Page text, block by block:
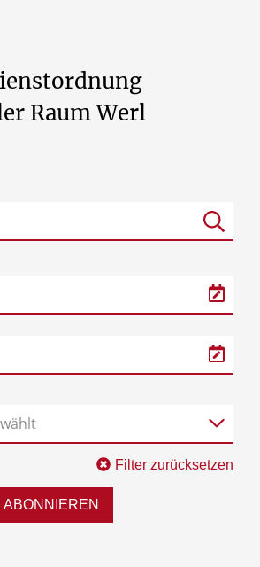
RaumWerl
Filter zurücksetzen